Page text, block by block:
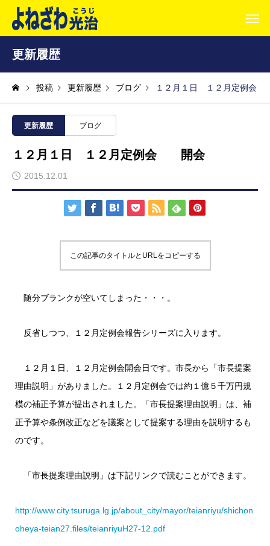
更新履歴
投稿 更新履歴 ブログ １２月１日 １２月定例会
更新履歴 ブログ
１２月１日 １２月定例会 開会
2015.12.01
この記事のタイトルとURLをコピーする
随分ブランクが空いてしまった・・・。
反省しつつ、１２月定例会報告シリーズに入ります。
１２月１日、１２月定例会開会日です。市長から「市長提案
理由説明」がありました。１２月定例会では約１億５千万円規
模の補正予算が提出されました。「市長提案理由説明」は、補
正予算や条例改正などを議案として提案する理由を説明するも
のです。
「市長提案理由説明」は下記リンクで読むことができます。
http://www.city.tsuruga.lg.jp/about_city/mayor/teianriyu/shichon
oheya-teian27.files/teianriyuH27-12.pdf